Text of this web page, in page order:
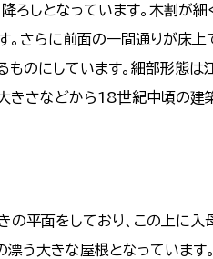
ろしとなっています。木割が細
。さらに前面の一間通りが床上
のにしています。細部形態は
きさなどから18世紀中頃の建
平面をしており、この上に入
う大きな屋根となっています